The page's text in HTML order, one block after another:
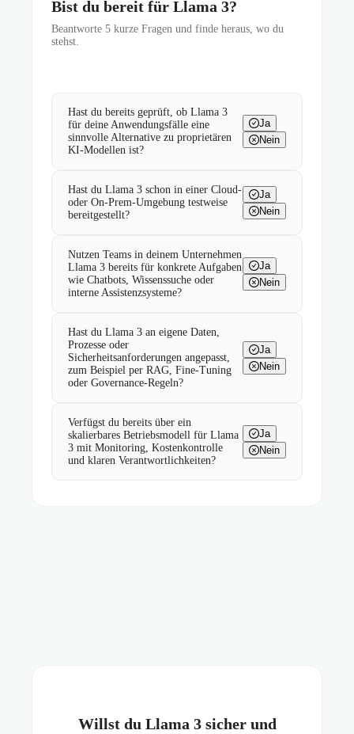
Bist du bereit für Llama 3?
Beantworte 5 kurze Fragen und finde heraus, wo du
stehst.
Hast du bereits geprüft, ob Llama 3
für deine Anwendungsfälle eine
sinnvolle Alternative zu proprietären
KI-Modellen ist?
Ja
Nein
Hast du Llama 3 schon in einer Cloud-
oder On-Prem-Umgebung testweise
bereitgestellt?
Ja
Nein
Nutzen Teams in deinem Unternehmen
Llama 3 bereits für konkrete Aufgaben
wie Chatbots, Wissenssuche oder
interne Assistenzsysteme?
Ja
Nein
Hast du Llama 3 an eigene Daten,
Prozesse oder
Sicherheitsanforderungen angepasst,
zum Beispiel per RAG, Fine-Tuning
oder Governance-Regeln?
Ja
Nein
Verfügst du bereits über ein
skalierbares Betriebsmodell für Llama
3 mit Monitoring, Kostenkontrolle
und klaren Verantwortlichkeiten?
Ja
Nein
Willst du Llama 3 sicher und